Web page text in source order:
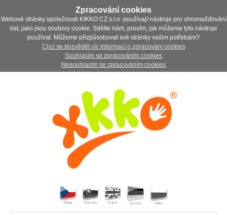
Zpracování cookies
Webové stránky společnosti KIKKO CZ s.r.o. používají nástroje pro shromažďování
dat, jako jsou soubory cookie. Sdělte nám, prosím, jak můžeme tyto nástroje
používat. Můžeme přizpůsobovat své stránky vašim potřebám?
Chci se dozvědět víc informací o zpracování cookies
Souhlasím se zpracováním cookies
Nesouhlasím se zpracováním cookies